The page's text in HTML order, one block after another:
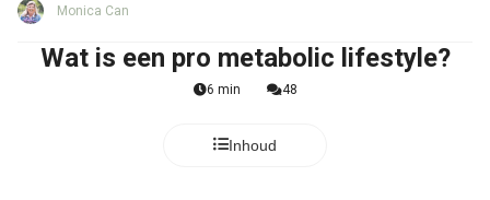
Monica Can
Wat is een pro metabolic lifestyle?
6 min 48
Inhoud